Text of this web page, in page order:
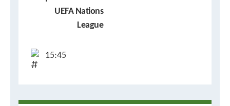
UEFA Nations
League
15:45